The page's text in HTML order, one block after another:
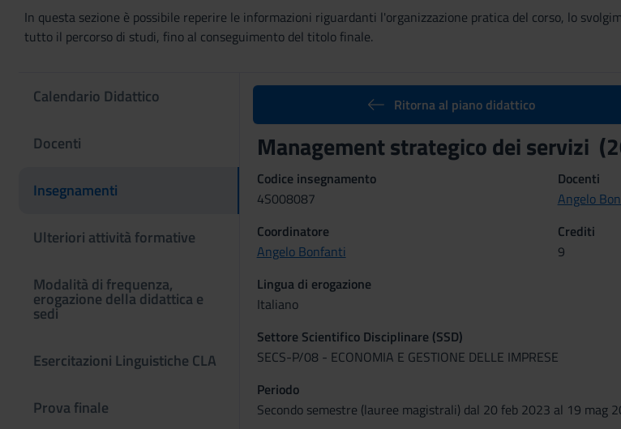
In questa sezione è possibile reperire le informazioni riguardanti l'organizzazione pratica del corso, lo
tutto il percorso di studi, fino al conseguimento del titolo finale.
Calendario Didattico
Docenti
Insegnamenti
Ulteriori attività formative
Modalità di frequenza,
erogazione della didattica e
sedi
Esercitazioni Linguistiche CLA
Prova finale
Ritorna al piano didattico
Management strategico dei servizi
Codice insegnamento
4S008087
Docenti
Angelo
Coordinatore
Angelo Bonfanti
Crediti
9
Lingua di erogazione
Italiano
Settore Scientifico Disciplinare (SSD)
SECS-P/08 - ECONOMIA E GESTIONE DELLE IMPRESE
Periodo
Secondo semestre (lauree magistrali) dal 20 feb 2023 al 19 mag